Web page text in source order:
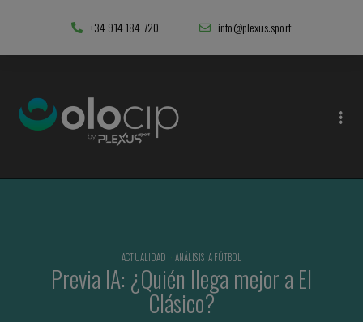
+34 914 184 720 info@plexus.sport
ACTUALIDAD ANÁLISIS IA FÚTBOL
Previa IA: ¿Quién llega mejor a El
Clásico?